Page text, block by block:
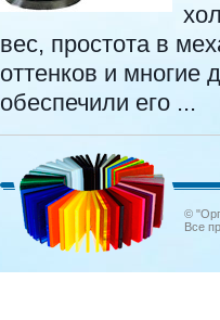
вес, простота в
оттенков и многие
обеспечили его ...
©
Все